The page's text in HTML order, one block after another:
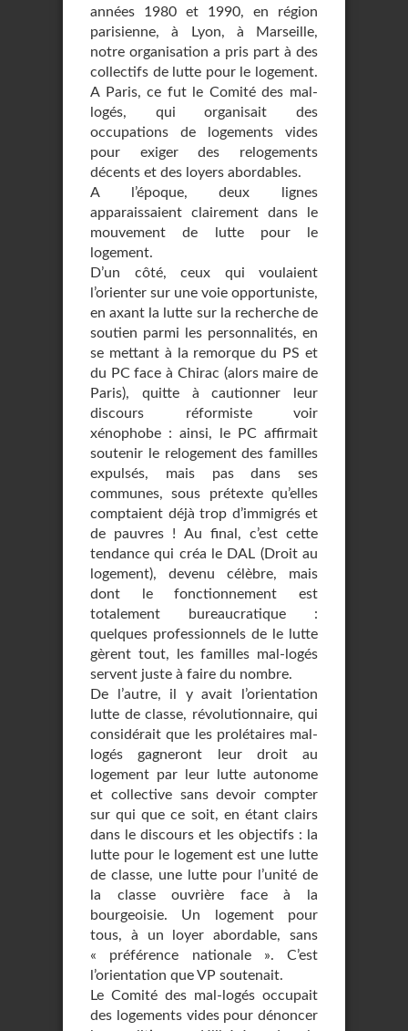
années 1980 et 1990, en région
parisienne, à Lyon, à Marseille,
notre organisation a pris part à des
collectifs de lutte pour le logement.
A Paris, ce fut le Comité des mal-
logés, qui organisait des
occupations de logements vides
pour exiger des relogements
décents et des loyers abordables.
A l’époque, deux lignes
apparaissaient clairement dans le
mouvement de lutte pour le
logement.
D’un côté, ceux qui voulaient
l’orienter sur une voie opportuniste,
en axant la lutte sur la recherche de
soutien parmi les personnalités, en
se mettant à la remorque du PS et
du PC face à Chirac (alors maire de
Paris), quitte à cautionner leur
discours réformiste voir
xénophobe : ainsi, le PC affirmait
soutenir le relogement des familles
expulsés, mais pas dans ses
communes, sous prétexte qu’elles
comptaient déjà trop d’immigrés et
de pauvres ! Au final, c’est cette
tendance qui créa le DAL (Droit au
logement), devenu célèbre, mais
dont le fonctionnement est
totalement bureaucratique :
quelques professionnels de le lutte
gèrent tout, les familles mal-logés
servent juste à faire du nombre.
De l’autre, il y avait l’orientation
lutte de classe, révolutionnaire, qui
considérait que les prolétaires mal-
logés gagneront leur droit au
logement par leur lutte autonome
et collective sans devoir compter
sur qui que ce soit, en étant clairs
dans le discours et les objectifs : la
lutte pour le logement est une lutte
de classe, une lutte pour l’unité de
la classe ouvrière face à la
bourgeoisie. Un logement pour
tous, à un loyer abordable, sans
« préférence nationale ». C’est
l’orientation que VP soutenait.
Le Comité des mal-logés occupait
des logements vides pour dénoncer